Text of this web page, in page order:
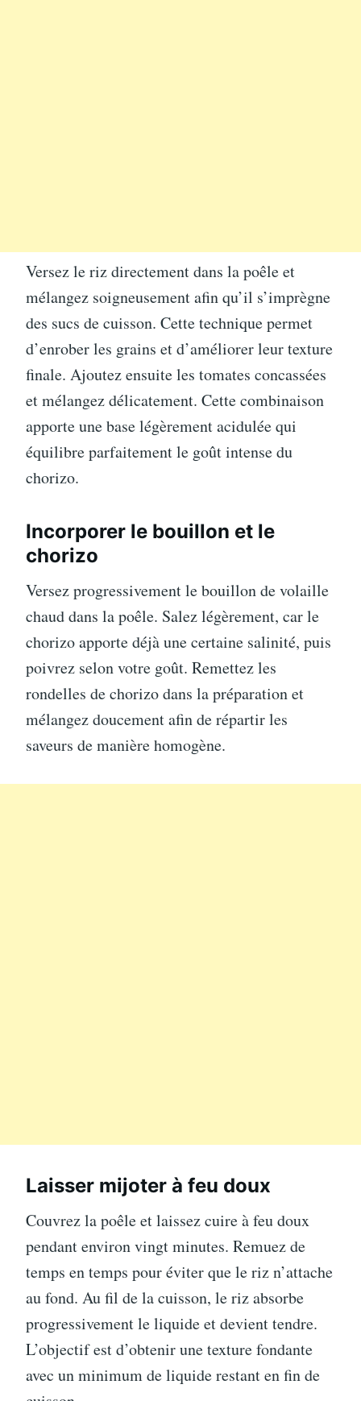
Versez le riz directement dans la poêle et
mélangez soigneusement afin qu’il s’imprègne
des sucs de cuisson. Cette technique permet
d’enrober les grains et d’améliorer leur texture
finale. Ajoutez ensuite les tomates concassées
et mélangez délicatement. Cette combinaison
apporte une base légèrement acidulée qui
équilibre parfaitement le goût intense du
chorizo.
Incorporer le bouillon et le
chorizo
Versez progressivement le bouillon de volaille
chaud dans la poêle. Salez légèrement, car le
chorizo apporte déjà une certaine salinité, puis
poivrez selon votre goût. Remettez les
rondelles de chorizo dans la préparation et
mélangez doucement afin de répartir les
saveurs de manière homogène.
Laisser mijoter à feu doux
Couvrez la poêle et laissez cuire à feu doux
pendant environ vingt minutes. Remuez de
temps en temps pour éviter que le riz n’attache
au fond. Au fil de la cuisson, le riz absorbe
progressivement le liquide et devient tendre.
L’objectif est d’obtenir une texture fondante
avec un minimum de liquide restant en fin de